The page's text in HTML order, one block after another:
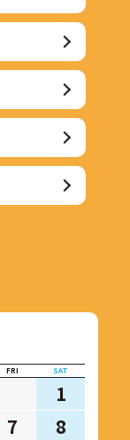
FRI SAT
1
7
8